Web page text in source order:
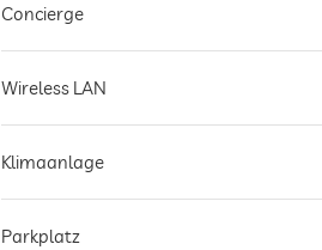
Concierge
Wireless LAN
Klimaanlage
Parkplatz